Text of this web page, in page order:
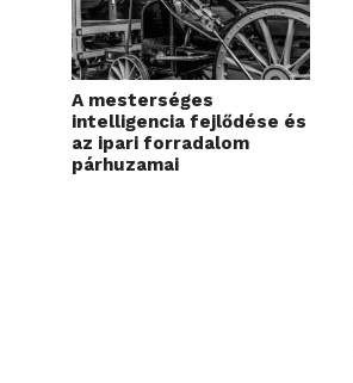
A mesterséges
intelligencia fejlődése és
az ipari forradalom
párhuzamai